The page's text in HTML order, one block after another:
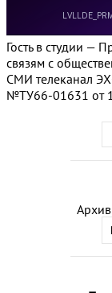
Архив
Гость в студии —
связям с
СМИ телеканал
№ТУ66-01631 от